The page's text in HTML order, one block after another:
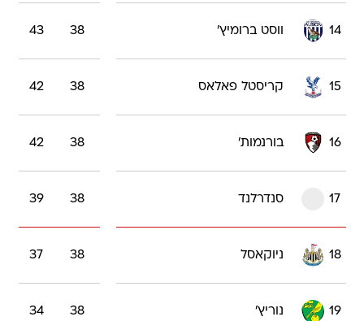
14 ווסט ברומיץ' 38
43
15 קריסטל פאלאס 38
42
16 בורנמות' 38
42
17 סנדרלנד 38
39
18 ניוקאסל 38
37
19 נוריץ' 38
34